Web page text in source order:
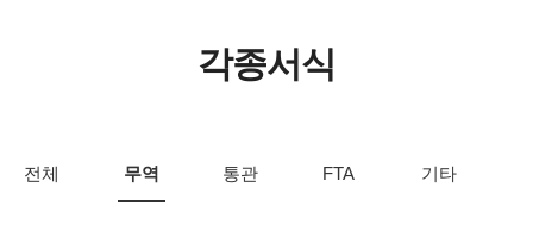
각종서식
전체 무역 통관 FTA 기타